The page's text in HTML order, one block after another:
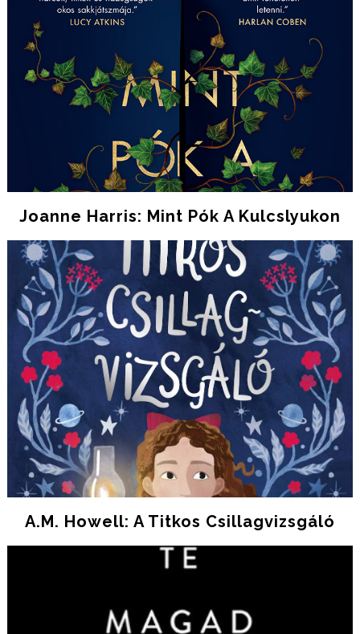
Joanne Harris: Mint Pók A Kulcslyukon
A.M. Howell: A Titkos Csillagvizsgáló